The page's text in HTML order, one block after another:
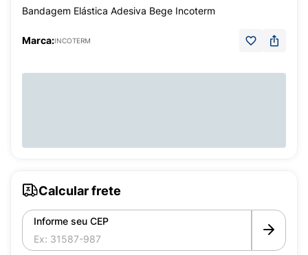
Bandagem Elástica Adesiva Bege Incoterm
Marca:INCOTERM
Calcular frete
Informe seu CEP